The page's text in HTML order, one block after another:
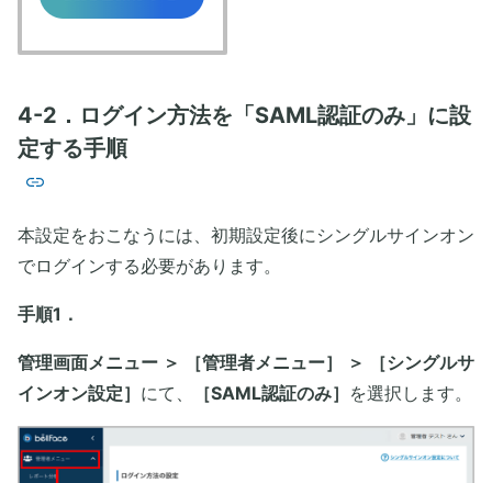
4-2．ログイン方法を「SAML認証のみ」に設
定する手順
本設定をおこなうには、初期設定後にシングルサインオン
でログインする必要があります。
手順1．
管理画面メニュー ＞ ［管理者メニュー］ ＞ ［シングルサ
インオン設定］ にて、 ［SAML認証のみ］ を選択します。